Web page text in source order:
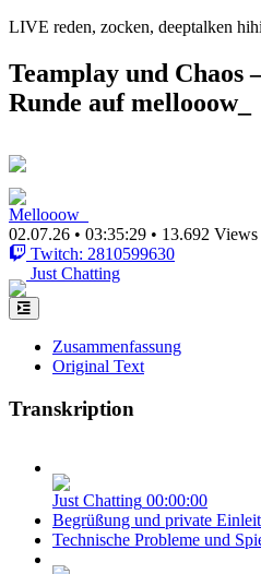
LIVE reden, zocken, deeptalken
Teamplay und Chaos
Runde auf mellooow_
Mellooow_
02.07.26 • 03:35:29 • 13.692 Views
Twitch: 2810599630
Just Chatting
Zusammenfassung
Original Text
Transkription
Just Chatting 00:00:00
Begrüßung und private
Technische Probleme und